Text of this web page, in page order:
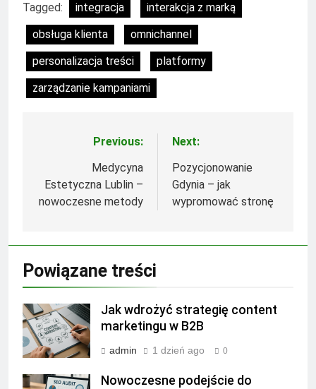
Tagged: integracja
interakcja z marką
obsługa klienta
omnichannel
personalizacja treści
platformy
zarządzanie kampaniami
NawigacjaPrevious:
Medycyna
Estetyczna Lublin –
nowoczesne metody
Next:
Pozycjonowanie
Gdynia – jak
wypromować stronę
Powiązane treści
Jak wdrożyć strategię content
marketingu w B2B
admin 1 dzień ago 0
Nowoczesne podejście do